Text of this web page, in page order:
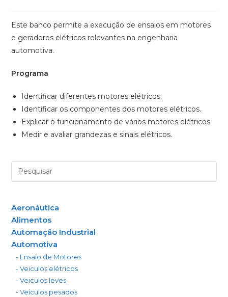
Este banco permite a execução de ensaios em motores
e geradores elétricos relevantes na engenharia
automotiva.
Programa
Identificar diferentes motores elétricos.
Identificar os componentes dos motores elétricos.
Explicar o funcionamento de vários motores elétricos.
Medir e avaliar grandezas e sinais elétricos.
Aeronáutica
Alimentos
Automação Industrial
Automotiva
- Ensaio de Motores
- Veiculos elétricos
- Veiculos leves
- Veículos pesados